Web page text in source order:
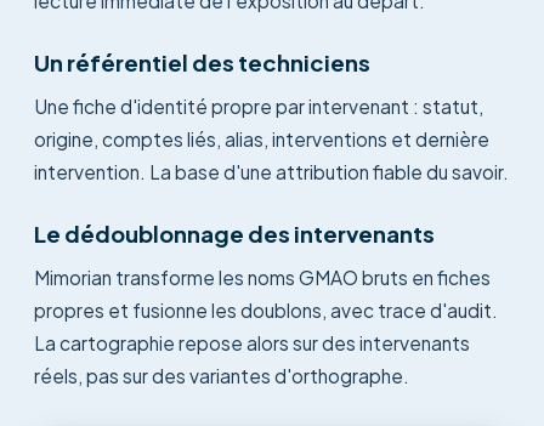
Un référentiel des techniciens
Une fiche d'identité propre par intervenant : statut,
origine, comptes liés, alias, interventions et dernière
intervention. La base d'une attribution fiable du savoir.
Le dédoublonnage des intervenants
Mimorian transforme les noms GMAO bruts en fiches
propres et fusionne les doublons, avec trace d'audit.
La cartographie repose alors sur des intervenants
réels, pas sur des variantes d'orthographe.